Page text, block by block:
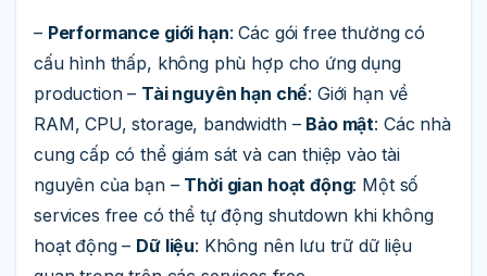
– Performance giới hạn: Các gói free thường có
cấu hình thấp, không phù hợp cho ứng dụng
production – Tài nguyên hạn chế: Giới hạn về
RAM, CPU, storage, bandwidth – Bảo mật: Các nhà
cung cấp có thể giám sát và can thiệp vào tài
nguyên của bạn – Thời gian hoạt động: Một số
services free có thể tự động shutdown khi không
hoạt động – Dữ liệu: Không nên lưu trữ dữ liệu